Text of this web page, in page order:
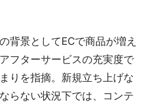
背景としてECで商品が増え
フターサービスの充実度で
りを指摘。新規立ち上げな
らない状況下では、コンテ